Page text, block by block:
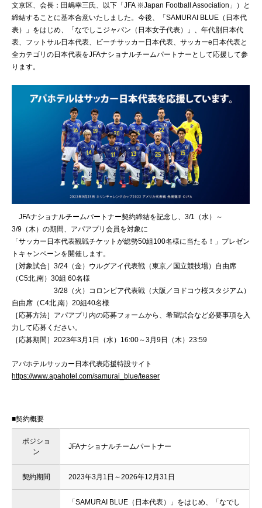
文京区、会長：田嶋幸三氏、以下「JFA ※Japan Football Association」）と
締結することに基本合意いたしました。今後、「SAMURAI BLUE（日本代
表）」をはじめ、「なでしこジャパン（日本女子代表）」、年代別日本代
表、フットサル日本代表、ビーチサッカー日本代表、サッカーe日本代表と
全カテゴリの日本代表をJFAナショナルチームパートナーとして応援して参
ります。
JFAナショナルチームパートナー契約締結を記念し、3/1（水）～
3/9（木）の期間、アパアプリ会員を対象に
「サッカー日本代表観戦チケットが総勢50組100名様に当たる！」プレゼン
トキャンペーンを開催します。
［対象試合］3/24（金）ウルグアイ代表戦（東京／国立競技場）自由席
（C5北,南）30組 60名様
3/28（火）コロンビア代表戦（大阪／ヨドコウ桜スタジアム）
自由席（C4北,南）20組40名様
［応募方法］アパアプリ内の応募フォームから、希望試合など必要事項を入
力して応募ください。
［応募期間］2023年3月1日（水）16:00～3月9日（木）23:59
アパホテルサッカー日本代表応援特設サイト
https://www.apahotel.com/samurai_blue/teaser
■契約概要
ポジショ
ン
JFAナショナルチームパートナー
契約期間 2023年3月1日～2026年12月31日
「SAMURAI BLUE（日本代表）」をはじめ、「なでし